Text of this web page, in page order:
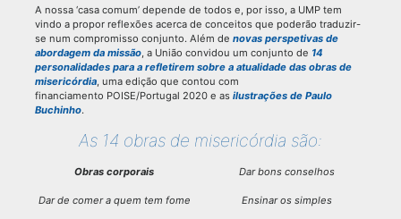
A nossa ‘casa comum’ depende de todos e, por isso, a UMP tem
vindo a propor reflexões acerca de conceitos que poderão traduzir-
se num compromisso conjunto. Além de novas perspetivas de
abordagem da missão , a União convidou um conjunto de 14
personalidades para a refletirem sobre a atualidade das obras de
misericórdia , uma edição que contou com
financiamento POISE/Portugal 2020 e as ilustrações de Paulo
Buchinho.
As 14 obras de misericórdia são:
Obras corporais
Dar de comer a quem tem fome
Dar bons conselhos
Ensinar os simples